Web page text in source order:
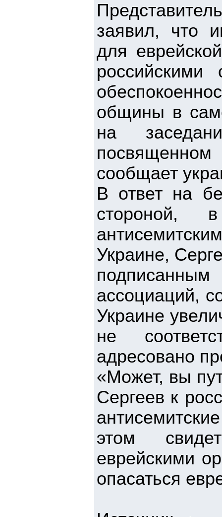
заявил, что
для
общины в
на
посвященном
сообщает
В ответ на
стороной,
Украине,
ассоциаций,
Украине
не
адресовано
«Может, вы
Сергеев к
этом
еврейскими
опасаться